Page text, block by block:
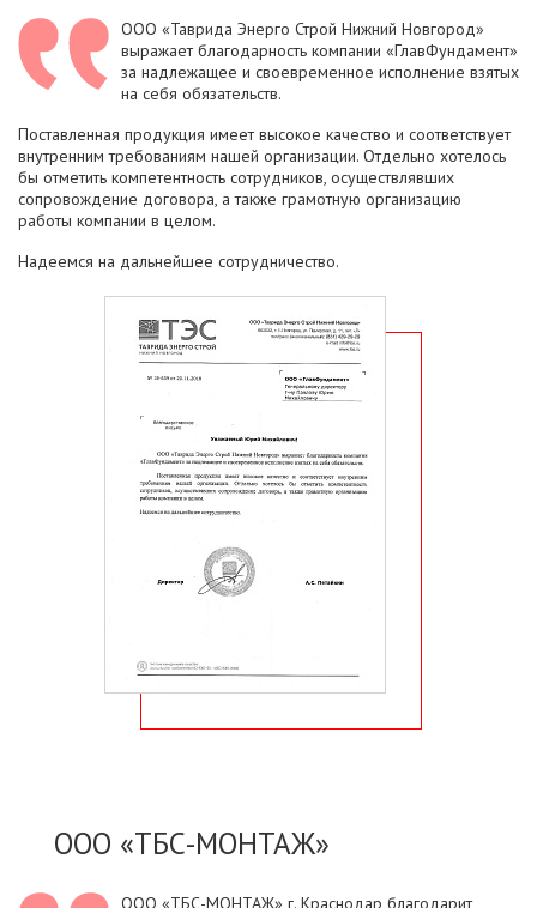
ООО «Таврида Энерго Строй Нижний Новгород»
выражает благодарность компании «ГлавФундамент»
за надлежащее и своевременное исполнение взятых
на себя обязательств.
Поставленная продукция имеет высокое качество и соответствует
внутренним требованиям нашей организации. Отдельно хотелось
бы отметить компетентность сотрудников, осуществлявших
сопровождение договора, а также грамотную организацию
работы компании в целом.
Надеемся на дальнейшее сотрудничество.
ООО «ТБС-МОНТАЖ»
ООО «ТБС-МОНТАЖ» г. Краснодар благодарит